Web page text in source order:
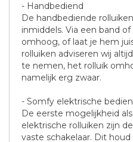
- Handbediend
De handbediende
inmiddels. Via een band
omhoog, of laat je hem
rolluiken adviseren wij
te nemen, het rolluik
namelijk erg zwaar.
- Somfy elektrische
De eerste mogelijkheid
elektrische rolluiken zijn
vaste schakelaar. Dit